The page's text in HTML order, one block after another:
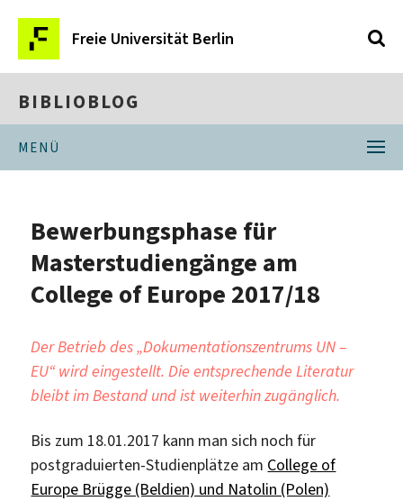
Freie Universität Berlin
BIBLIOBLOG
MENÜ
Bewerbungsphase für
Masterstudiengänge am
College of Europe 2017/18
Der Betrieb des „Dokumentationszentrums UN –
EU“ wird eingestellt. Die entsprechende Literatur
bleibt im Bestand und ist weiterhin zugänglich.
Bis zum 18.01.2017 kann man sich noch für
postgraduierten-Studienplätze am College of
Europe Brügge (Beldien) und Natolin (Polen)